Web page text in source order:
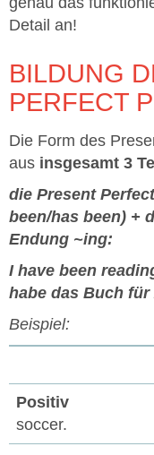
Detail an!
BILDUNG
PERFECT
Die Form des
aus insgesamt 3
die Present
been/has been) +
Endung ~ing:
I have been
habe das Buch für
Beispiel:
soccer.